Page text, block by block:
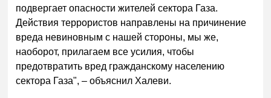
подвергает опасности жителей сектора Газа.
Действия террористов направлены на причинение
вреда невиновным с нашей стороны, мы же,
наоборот, прилагаем все усилия, чтобы
предотвратить вред гражданскому населению
сектора Газа", – объяснил Халеви.